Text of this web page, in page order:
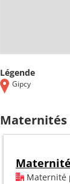
Légende
Gipcy
Maternités
Maternité